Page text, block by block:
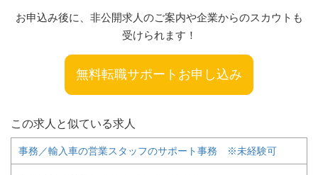
お申込み後に、非公開求人のご案内や企業からのスカウトも
受けられます！
無料転職サポートお申し込み
この求人と似ている求人
事務／輸入車の営業スタッフのサポート事務 ※未経験可